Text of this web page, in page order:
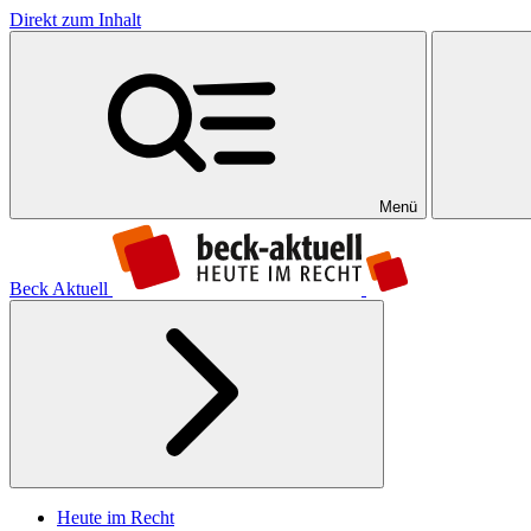
Direkt zum Inhalt
Menü
Beck Aktuell
Heute im Recht